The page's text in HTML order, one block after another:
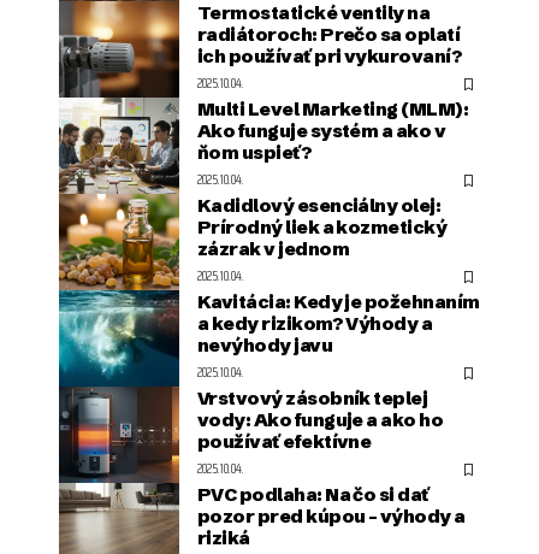
Termostatické ventily na
radiátoroch: Prečo sa oplatí
ich používať pri vykurovaní?
2025.10.04.
Multi Level Marketing (MLM):
Ako funguje systém a ako v
ňom uspieť?
2025.10.04.
Kadidlový esenciálny olej:
Prírodný liek a kozmetický
zázrak v jednom
2025.10.04.
Kavitácia: Kedy je požehnaním
a kedy rizikom? Výhody a
nevýhody javu
2025.10.04.
Vrstvový zásobník teplej
vody: Ako funguje a ako ho
používať efektívne
2025.10.04.
PVC podlaha: Na čo si dať
pozor pred kúpou – výhody a
riziká